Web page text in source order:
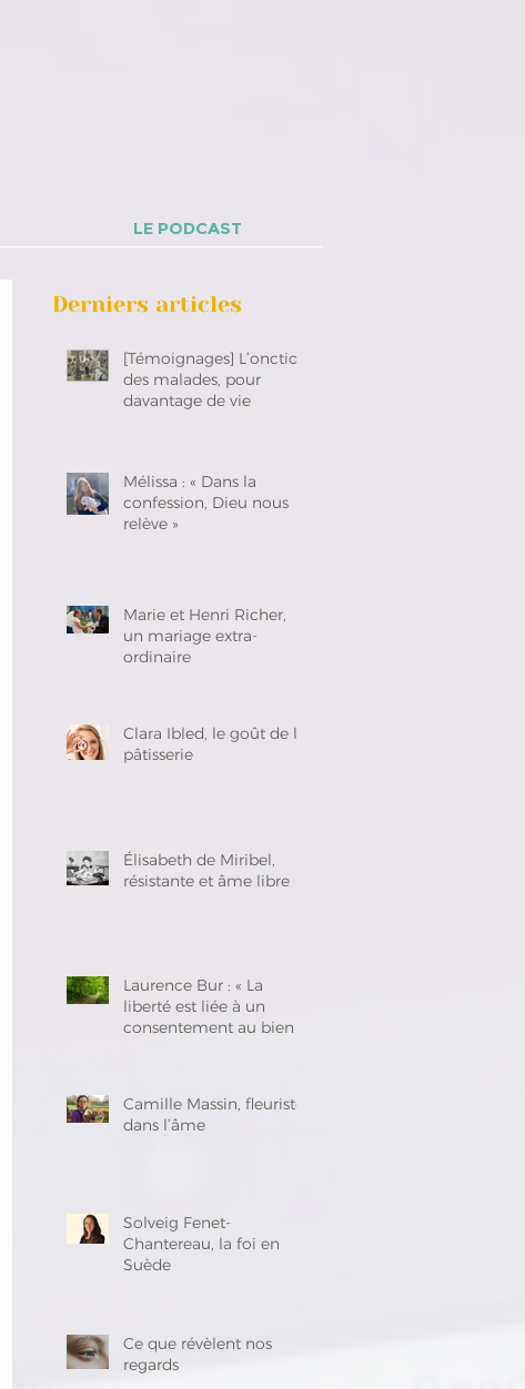
LE PODCAST
Derniers articles
[Témoignages] L’onction
des malades, pour
davantage de vie
Mélissa : « Dans la
confession, Dieu nous
relève »
Marie et Henri Richer,
un mariage extra-
ordinaire
Clara Ibled, le goût de la
pâtisserie
Élisabeth de Miribel,
résistante et âme libre
Laurence Bur : « La
liberté est liée à un
consentement au bien »
Camille Massin, fleuriste
dans l’âme
Solveig Fenet-
Chantereau, la foi en
Suède
Ce que révèlent nos
regards